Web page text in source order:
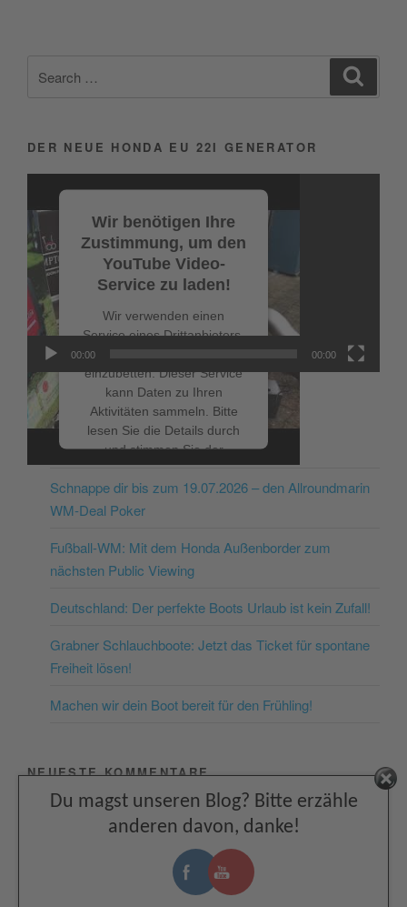
for:
DER NEUE HONDA EU 22I GENERATOR
Wir benötigen Ihre
Zustimmung, um den
YouTube Video-
Service zu laden!
Wir verwenden einen
Service eines Drittanbieters,
einzubetten. Dieser Service
kann Daten zu Ihren
Aktivitäten sammeln. Bitte
lesen Sie die Details durch
und stimmen Sie der
Nutzung des Service zu, um
dieses Video anzusehen.
Mehr Informationen
powered by
Consent Management
00:00 00:00
NEUESTE BEITRÄGE
Schnappe dir bis zum 19.07.2026 – den Allroundmarin
WM-Deal Poker
Fußball-WM: Mit dem Honda Außenborder zum
nächsten Public Viewing
Deutschland: Der perfekte Boots Urlaub ist kein Zufall!
Grabner Schlauchboote: Jetzt das Ticket für spontane
Freiheit lösen!
Machen wir dein Boot bereit für den Frühling!
NEUESTE KOMMENTARE
Du magst unseren Blog? Bitte erzähle
anderen davon, danke!
Facebook